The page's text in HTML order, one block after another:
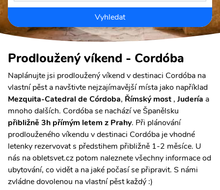
Vyhledat
Prodloužený víkend - Cordóba
Naplánujte jsi prodloužený víkend v destinaci Cordóba na
vlastní pěst a navštivte nejzajímavější místa jako například
Mezquita-Catedral de Córdoba, Římský most ,Judería a
mnoho dalších. Cordóba se nachází ve Španělsku
přibližně 3h přímým letem z Prahy. Při plánování
prodlouženého víkendu v destinaci Cordóba je vhodné
letenky rezervovat s předstihem přibližně 1-2 měsíce. U
nás na obletsvet.cz potom naleznete všechny informace od
ubytování, co vidět a na jaké počasí se připravit. S námi
zvládne dovolenou na vlastní pěst každý :)